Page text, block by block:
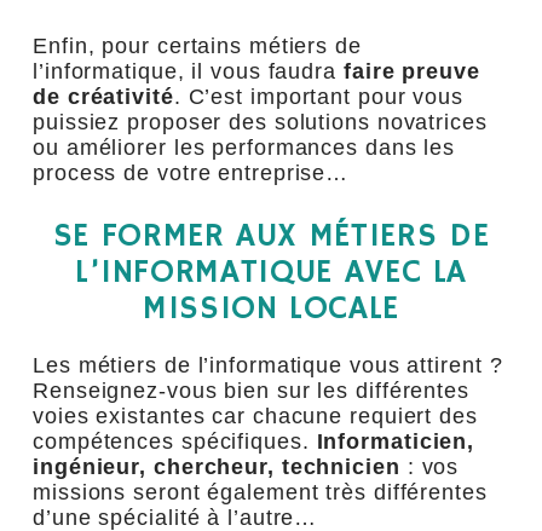
Enfin, pour certains métiers de
l’informatique, il vous faudra faire preuve
de créativité. C’est important pour vous
puissiez proposer des solutions novatrices
ou améliorer les performances dans les
process de votre entreprise…
SE FORMER AUX MÉTIERS DE
L’INFORMATIQUE AVEC LA
MISSION LOCALE
Les métiers de l’informatique vous attirent ?
Renseignez-vous bien sur les différentes
voies existantes car chacune requiert des
compétences spécifiques. Informaticien,
ingénieur, chercheur, technicien : vos
missions seront également très différentes
d’une spécialité à l’autre…